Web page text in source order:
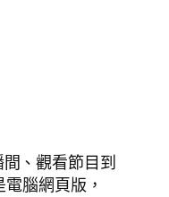
、觀看節目到
腦網頁版，